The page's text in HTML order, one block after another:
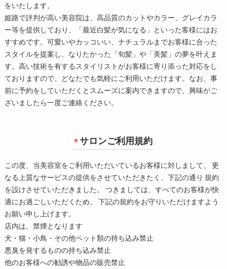
をいたします。
姫路で評判が高い美容院は、高品質のカットやカラー、グレイカラ
ー等を提供しており、「最近白髪が気になる」といった客様にはお
すすめです。可愛いやカッコいい、ナチュラルまでお客様に合った
スタイルを提案し、なりたかった「旬髪」や「美髪」の夢を叶えま
す。高い技術を有するスタイリストがお客様に寄り添った対応をし
ておりますので、どなたでも気軽にご利用いただけます。なお、事
前に予約をしていただくとスムーズに案内できますので、興味がご
ざいましたら一度ご連絡ください。
サロンご利用規約
この度、当美容室をご利用いただいているお客様に対しまして、 更
なる上質なサービスの提供をさせていただきたく、下記の通り 規約
を設けさせていただきました。 つきましては、すべてのお客様が快
適にお過ごしいただくため、 下記の規約をお守りいただけますよう
お願い申し上げます。
店内は、禁煙となります
犬・猫・小鳥・その他ペット類の持ち込み禁止
悪臭を発するものの持ち込み禁止
他のお客様への勧誘や物品の販売禁止